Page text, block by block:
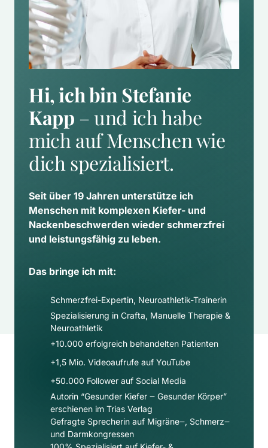
Hi, ich bin Stefanie
Kapp – und ich habe
mich auf Menschen wie
dich spezialisiert.
Seit über 19 Jahren unterstütze ich
Menschen mit komplexen Kiefer- und
Nackenbeschwerden wieder schmerzfrei
und leistungsfähig zu leben.
Das bringe ich mit:
Schmerzfrei-Expertin, Neuroathletik-Trainerin
Spezialisierung in Crafta, Manuelle Therapie &
Neuroathletik
+10.000 erfolgreich behandelten Patienten
+1,5 Mio. Videoaufrufe auf YouTube
+50.000 Follower auf Social Media​
Autorin “Gesunder Kiefer ‒ Gesunder Körper”
erschienen im Trias Verlag
Gefragte Sprecherin auf Migräne‒, Schmerz‒
und Darmkongressen